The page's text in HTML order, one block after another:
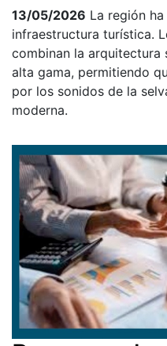
13/05/2026 La región
infraestructura turística.
combinan la arquitectura
alta gama, permitiendo
por los sonidos de la
moderna.